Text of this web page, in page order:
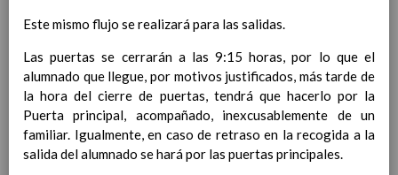
ProgramaciÃ³n y relaciÃ³n de los
e. Infantil
EvaluaciÃ³n
InterrelaciÃ³n familiar-centro
educativo
AtenciÃ³n a la diversidad
Este mismo flujo se realizará para las salidas.
Las puertas se cerrarán a las 9:15 horas, por lo que el
alumnado que llegue, por motivos justificados, más tarde de
la hora del cierre de puertas, tendrá que hacerlo por la
Puerta principal, acompañado, inexcusablemente de un
familiar. Igualmente, en caso de retraso en la recogida a la
salida del alumnado se hará por las puertas principales.